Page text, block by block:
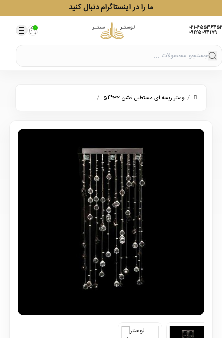
ما را در اینستاگرام دنبال کنید
021-65536452
09125094179
0
/ لوستر ریسه ای مستطیل فشن 32*54 /